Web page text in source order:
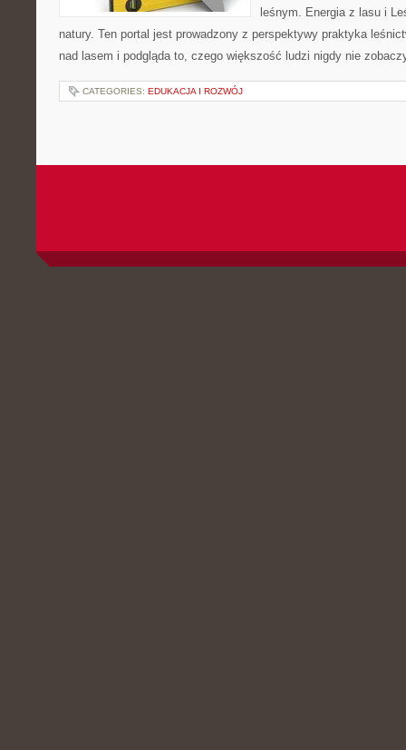
leśnym. Energia z lasu i
natury. Ten portal jest prowadzony z perspektywy praktyka
nad lasem i podgląda to, czego większość ludzi nigdy nie
CATEGORIES: EDUKACJA I ROZWÓJ